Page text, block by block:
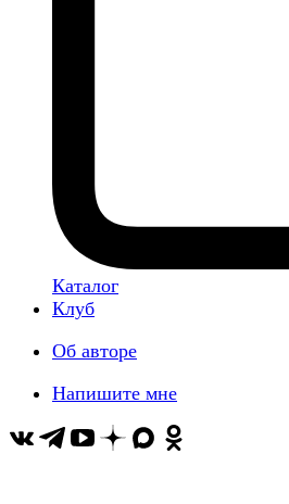
Каталог
Клуб
Об авторе
Напишите мне